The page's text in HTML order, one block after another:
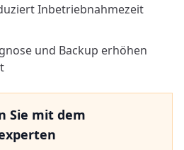
Inbetriebnahmezeit
und Backup erhöhen
Sie mit dem